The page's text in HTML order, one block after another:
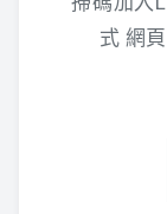
式 網